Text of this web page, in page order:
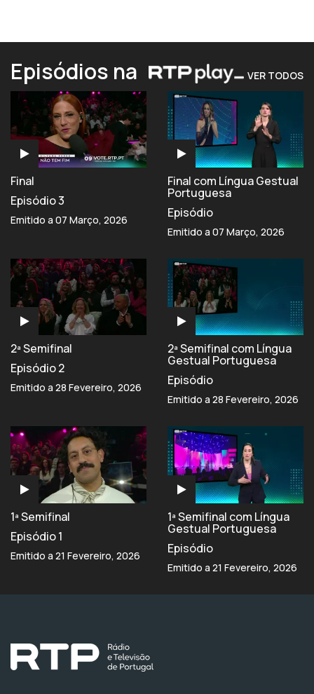
Episódios na VER TODOS
Final
Episódio 3
Emitido a 07 Março, 2026
Final com Língua Gestual
Portuguesa
Episódio
Emitido a 07 Março, 2026
2ª Semifinal
Episódio 2
Emitido a 28 Fevereiro, 2026
2ª Semifinal com Língua
Gestual Portuguesa
Episódio
Emitido a 28 Fevereiro, 2026
1ª Semifinal
Episódio 1
Emitido a 21 Fevereiro, 2026
1ª Semifinal com Língua
Gestual Portuguesa
Episódio
Emitido a 21 Fevereiro, 2026